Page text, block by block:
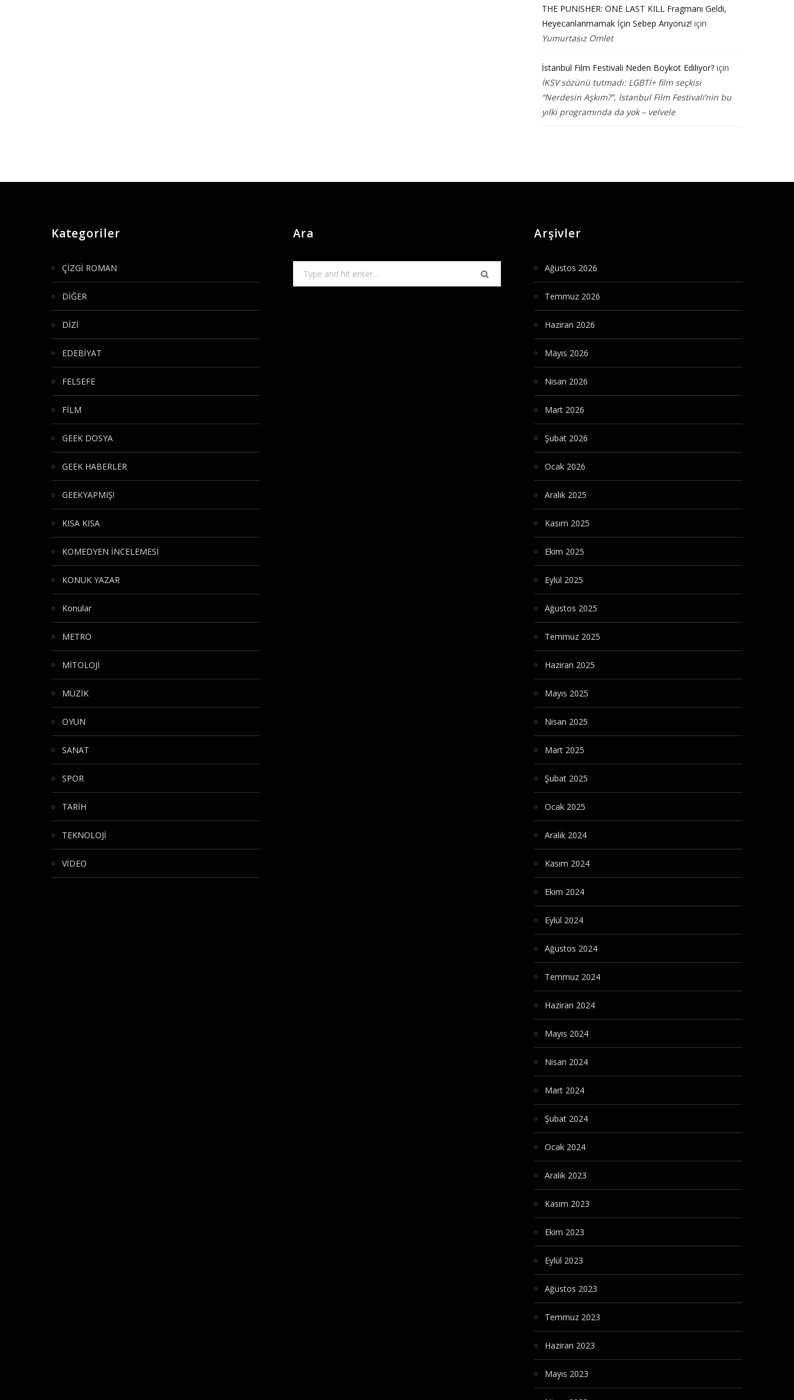
THE PUNISHER: ONE LAST KILL Fragmanı Geldi,
Heyecanlanmamak İçin Sebep Arıyoruz! için
Yumurtasız Omlet
İstanbul Film Festivali Neden Boykot Ediliyor? için
İKSV sözünü tutmadı: LGBTİ+ film seçkisi
“Nerdesin Aşkım?”, İstanbul Film Festivali’nin bu
yılki programında da yok – velvele
Kategoriler
ÇİZGİ ROMAN
DİĞER
DİZİ
EDEBİYAT
FELSEFE
FİLM
GEEK DOSYA
GEEK HABERLER
GEEKYAPMIŞ!
KISA KISA
KOMEDYEN İNCELEMESİ
KONUK YAZAR
Konular
METRO
MİTOLOJİ
MÜZİK
OYUN
SANAT
SPOR
TARİH
TEKNOLOJİ
VİDEO
Ara
for:
Arşivler
Ağustos 2026
Temmuz 2026
Haziran 2026
Mayıs 2026
Nisan 2026
Mart 2026
Şubat 2026
Ocak 2026
Aralık 2025
Kasım 2025
Ekim 2025
Eylül 2025
Ağustos 2025
Temmuz 2025
Haziran 2025
Mayıs 2025
Nisan 2025
Mart 2025
Şubat 2025
Ocak 2025
Aralık 2024
Kasım 2024
Ekim 2024
Eylül 2024
Ağustos 2024
Temmuz 2024
Haziran 2024
Mayıs 2024
Nisan 2024
Mart 2024
Şubat 2024
Ocak 2024
Aralık 2023
Kasım 2023
Ekim 2023
Eylül 2023
Ağustos 2023
Temmuz 2023
Haziran 2023
Mayıs 2023